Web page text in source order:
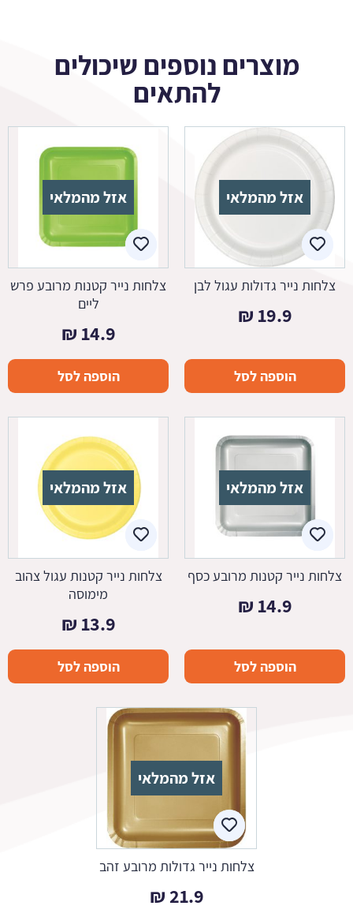
מוצרים נוספים שיכולים
להתאים
אזל מהמלאי
צלחות נייר גדולות עגול לבן
19.9
₪
הוספה לסל
אזל מהמלאי
צלחות נייר קטנות מרובע פרש
ליים
14.9
₪
הוספה לסל
אזל מהמלאי
צלחות נייר קטנות מרובע כסף
14.9
₪
הוספה לסל
אזל מהמלאי
צלחות נייר קטנות עגול צהוב
מימוסה
13.9
₪
הוספה לסל
אזל מהמלאי
צלחות נייר גדולות מרובע זהב
21.9
₪